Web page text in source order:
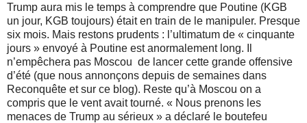
Trump aura mis le temps à comprendre que Poutine (KGB
un jour, KGB toujours) était en train de le manipuler. Presque
six mois. Mais restons prudents : l’ultimatum de « cinquante
jours » envoyé à Poutine est anormalement long. Il
n’empêchera pas Moscou de lancer cette grande offensive
d’été (que nous annonçons depuis de semaines dans
Reconquête et sur ce blog). Reste qu’à Moscou on a
compris que le vent avait tourné. « Nous prenons les
menaces de Trump au sérieux » a déclaré le boutefeu